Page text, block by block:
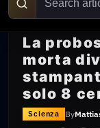
La
morta
solo 8
Scienza By